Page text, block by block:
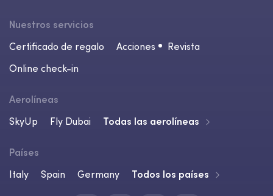
Nuestros servicios
Certificado de regalo
Acciones
Revista
Online check-in
Aerolíneas
SkyUp
Fly Dubai Todas las aerolíneas
Países
Italy
Spain Germany Todos los países